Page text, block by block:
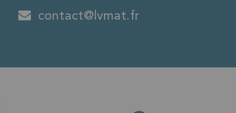
contact@lvmat.fr